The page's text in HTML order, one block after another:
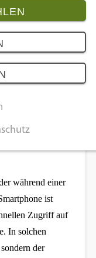
während einer
ist
Zugriff auf
In solchen
der
sind für die